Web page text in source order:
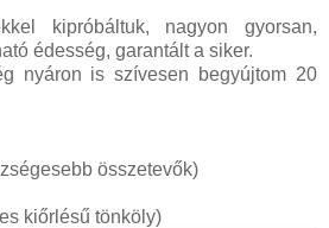
kipróbáltuk, nagyon gyorsan,
édesség, garantált a siker.
nyáron is szívesen begyújtom 20
összetevők)
kiőrlésű tönköly)